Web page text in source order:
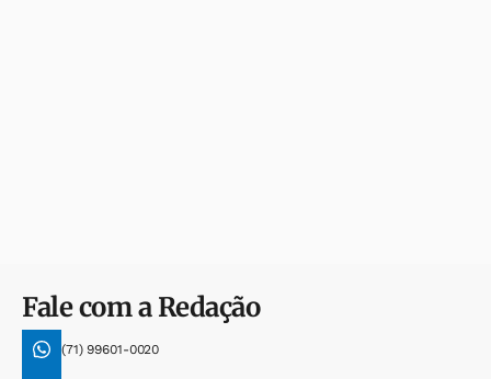
Fale com a Redação
(71) 99601-0020